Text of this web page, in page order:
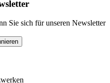
Sie sich für unseren Newsletter